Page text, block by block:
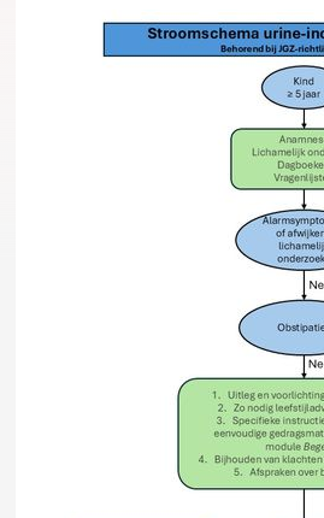
over 2 Kennismodule
van zindelijkheid